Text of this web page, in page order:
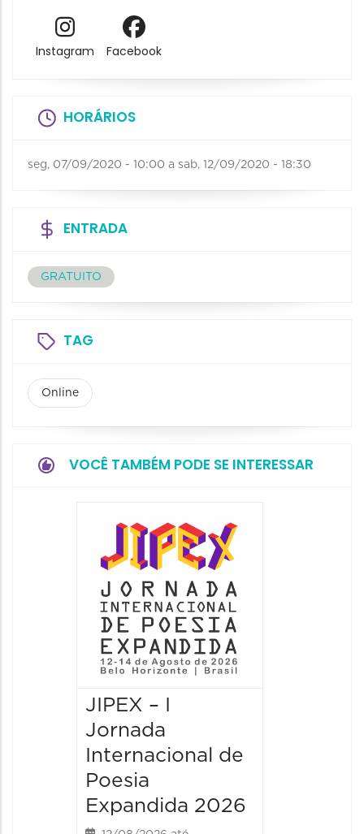
Instagram Facebook
HORÁRIOS
seg, 07/09/2020 - 10:00 a sab, 12/09/2020 - 18:30
ENTRADA
GRATUITO
TAG
Online
VOCÊ TAMBÉM PODE SE INTERESSAR
JIPEX – I
Jornada
Internacional de
Poesia
Expandida 2026